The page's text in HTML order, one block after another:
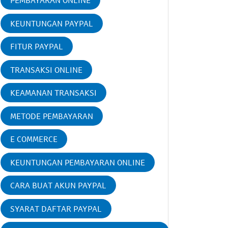
KEUNTUNGAN PAYPAL
FITUR PAYPAL
TRANSAKSI ONLINE
KEAMANAN TRANSAKSI
METODE PEMBAYARAN
E COMMERCE
KEUNTUNGAN PEMBAYARAN ONLINE
CARA BUAT AKUN PAYPAL
SYARAT DAFTAR PAYPAL